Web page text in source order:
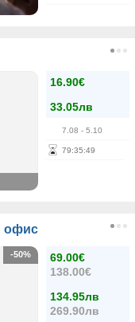
16.90€
33.05лв
7.08 - 5.10
79:35:48
офис
69.00€
138.00€
134.95лв
269.90лв
-50%